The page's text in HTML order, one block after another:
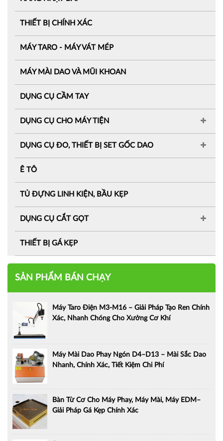
THIẾT BỊ CHÍNH XÁC
MÁY TARO - MÁY VÁT MÉP
MÁY MÀI DAO VÀ MŨI KHOAN
DỤNG CỤ CẦM TAY
DỤNG CỤ CHO MÁY TIỆN
DỤNG CỤ ĐO, THIẾT BỊ SET GỐC DAO
Ê TÔ
TỦ ĐỰNG LINH KIỆN, BẦU KẸP
DỤNG CỤ CẮT GỌT
THIẾT BỊ GÁ KẸP
SẢN PHẨM BÁN CHẠY
Máy Taro Điện M3-M16 – Giải Pháp Tạo Ren Chính
Xác, Nhanh Chóng Cho Xưởng Cơ Khí
Máy Mài Dao Phay Ngón D4–D13 – Mài Sắc Dao
Nhanh, Chính Xác, Tiết Kiệm Chi Phí
Bàn Từ Cơ Cho Máy Phay, Máy Mài, Máy EDM–
Giải Pháp Gá Kẹp Chính Xác